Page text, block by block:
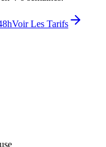
Voir Les Tarifs